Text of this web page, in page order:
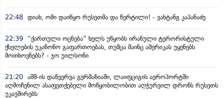
22:48 დიახ, ომი დაიწყო რუსეთმა და წერტილი! - ვახტანგ კაპანაძე
22:39
“ქართული ოცნება” ხელს უწყობს ირანული ტერორისტული
ქსელების უკანონო გაფართოებას, თუმცა მაინც ამერიკას უყენებს
მოთხოვნებს? - ჯო უილსონი
21:20 აშშ-ის დაზვერვა გერმანიაში, ლაიფციგის აეროპორტში
აღმოჩენილ ასაფეთქებელი მოწყობილობით აღჭურვილ დრონს რუსეთს
უკავშირებს